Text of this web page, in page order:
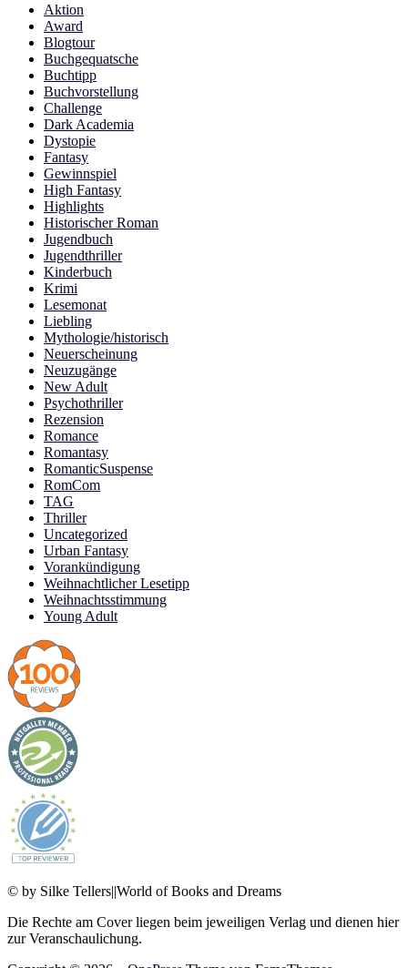
Aktion
Award
Blogtour
Buchgequatsche
Buchtipp
Buchvorstellung
Challenge
Dark Academia
Dystopie
Fantasy
Gewinnspiel
High Fantasy
Highlights
Historischer Roman
Jugendbuch
Jugendthriller
Kinderbuch
Krimi
Lesemonat
Liebling
Mythologie/historisch
Neuerscheinung
Neuzugänge
New Adult
Psychothriller
Rezension
Romance
Romantasy
RomanticSuspense
RomCom
TAG
Thriller
Uncategorized
Urban Fantasy
Vorankündigung
Weihnachtlicher Lesetipp
Weihnachtsstimmung
Young Adult
© by Silke Tellers||World of Books and Dreams
Die Rechte am Cover liegen beim jeweiligen Verlag und dienen hier
zur Veranschaulichung.